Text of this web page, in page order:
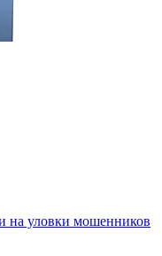
на уловки мошенников